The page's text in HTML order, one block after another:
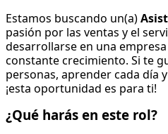
Estamos buscando un(a)
pasión por las ventas y el
desarrollarse en una
constante crecimiento. Si te
personas, aprender cada día
¡esta oportunidad es para ti!
¿Qué harás en este rol?